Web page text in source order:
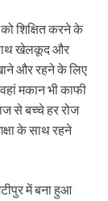
शिक्षित करने के
साथ खेलकूद और
और रहने के लिए
मकान भी काफी
से बच्चे हर रोज
के साथ रहने
में बना हुआ